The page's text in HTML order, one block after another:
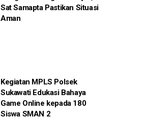
Sat Samapta Pastikan Situasi
Aman
Kegiatan MPLS Polsek
Sukawati Edukasi Bahaya
Game Online kepada 180
Siswa SMAN 2